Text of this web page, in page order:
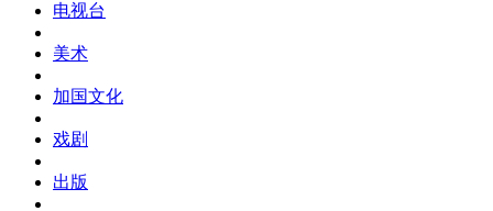
电视台
美术
加国文化
戏剧
出版